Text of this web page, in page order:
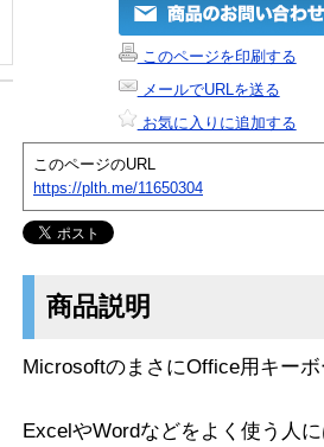
このページを印刷する
メールでURLを送る
お気に入りに追加する
このページのURL
https://plth.me/11650304
商品説明
MicrosoftのまさにOffice用キー
ExcelやWordなどをよく使う人